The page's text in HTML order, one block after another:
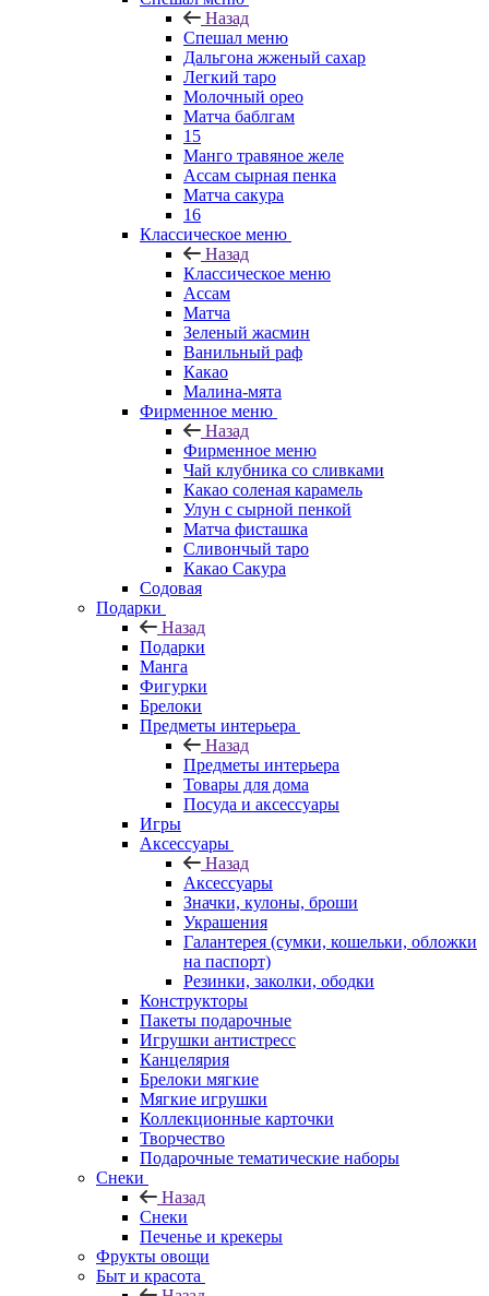
Назад
Спешал меню
Дальгона жженый сахар
Легкий таро
Молочный орео
Матча баблгам
15
Манго травяное желе
Ассам сырная пенка
Матча сакура
16
Классическое меню
Назад
Классическое меню
Ассам
Матча
Зеленый жасмин
Ванильный раф
Какао
Малина-мята
Фирменное меню
Назад
Фирменное меню
Чай клубника со сливками
Какао соленая карамель
Улун с сырной пенкой
Матча фисташка
Сливончый таро
Какао Сакура
Содовая
Подарки
Назад
Подарки
Манга
Фигурки
Брелоки
Предметы интерьера
Назад
Предметы интерьера
Товары для дома
Посуда и аксессуары
Игры
Аксессуары
Назад
Аксессуары
Значки, кулоны, броши
Украшения
Галантерея (сумки, кошельки, обложки
на паспорт)
Резинки, заколки, ободки
Конструкторы
Пакеты подарочные
Игрушки антистресс
Канцелярия
Брелоки мягкие
Мягкие игрушки
Коллекционные карточки
Творчество
Подарочные тематические наборы
Снеки
Назад
Снеки
Печенье и крекеры
Фрукты овощи
Быт и красота